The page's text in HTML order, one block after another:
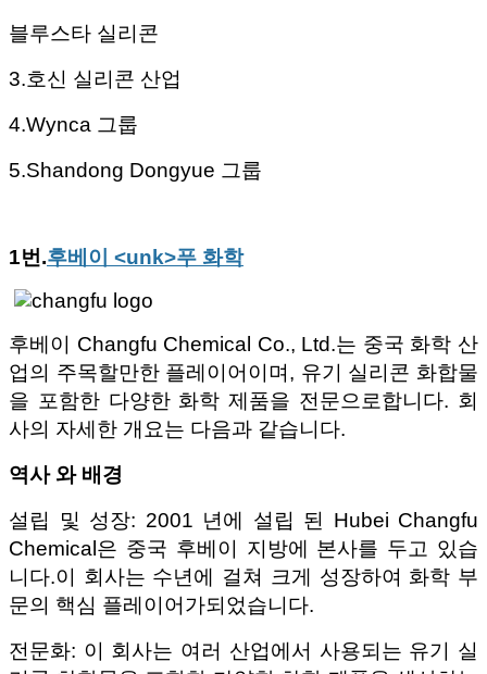
블루스타 실리콘
3.호신 실리콘 산업
4.Wynca 그룹
5.Shandong Dongyue 그룹
1번.후베이 <unk>푸 화학
후베이 Changfu Chemical Co., Ltd.는 중국 화학 산
업의 주목할만한 플레이어이며, 유기 실리콘 화합물
을 포함한 다양한 화학 제품을 전문으로합니다. 회
사의 자세한 개요는 다음과 같습니다.
역사 와 배경
설립 및 성장: 2001 년에 설립 된 Hubei Changfu
Chemical은 중국 후베이 지방에 본사를 두고 있습
니다.이 회사는 수년에 걸쳐 크게 성장하여 화학 부
문의 핵심 플레이어가되었습니다.
전문화: 이 회사는 여러 산업에서 사용되는 유기 실